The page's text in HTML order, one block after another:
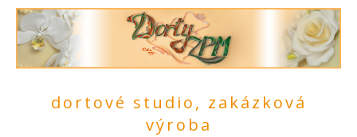
dortové studio, zakázková
výroba